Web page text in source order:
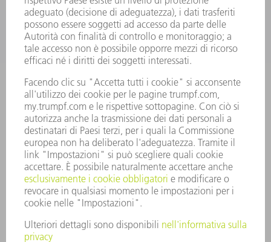
CARRIERA
OFFERTE DI LAVORO
PROFILO DELL'AZIENDA
PRESIDENZA
RELAZIONE DI BILANCIO
PRINCIPI AZIENDALI
COMPLIANCE
SISTEMA DI WHISTLEBLOWING
SECURITY
COMUNICATI STAMPA
RIVISTE
SOSTENIBILITÀ
CLIMA E AMBIENTE
IMPEGNO SOCIALE E COMUNITARIO
GOVERNANCE AZIENDALE